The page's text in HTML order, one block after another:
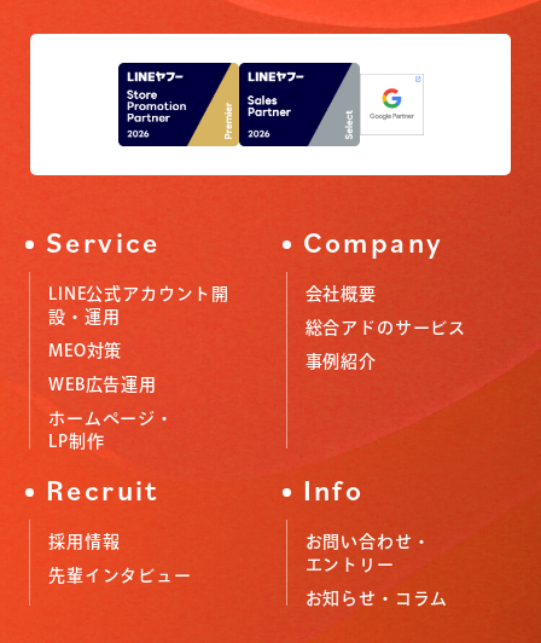
Service
LINE公式アカウント開
設・運用
MEO対策
WEB広告運用
ホームページ・
LP制作
Company
会社概要
総合アドのサービス
事例紹介
Recruit
採用情報
先輩インタビュー
Info
お問い合わせ・
エントリー
お知らせ・コラム